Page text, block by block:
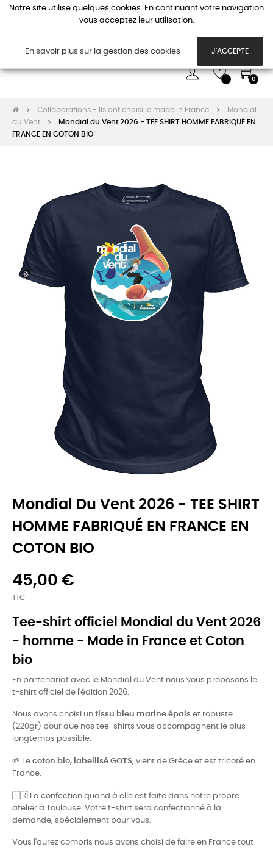
la
0
Collaborations - Ils ont choisi le made in France
Mondial
du Vent
Mondial du Vent 2026 - TEE SHIRT HOMME FABRIQUÉ EN
FRANCE EN COTON BIO
Mondial Du Vent 2026 - TEE SHIRT
HOMME FABRIQUÉ EN FRANCE EN
COTON BIO
45,00 €
TTC
Tee-shirt officiel Mondial du Vent 2026
- homme - Made in France et Coton
bio
En partenariat avec le Mondial du Vent nous vous proposons le
t-shirt officiel de l'édition 2026.
Nous avons choisi un tissu bleu marine épais et robuste
(220gr) pour que nos tee-shirts vous accompagnent le plus
longtemps possible.
🌱 Le coton bio, labellisé GOTS, vient de Grèce et est tricoté en
France.
🇫🇷 La confection quand à elle est faite dans notre propre
atelier à Toulouse. Votre t-shirt sera confectionné à la
demande, spécialement pour vous.
Vous l'aurez compris nous avons choisi de faire en France tout
Notre site utilise quelques cookies. En continuant votre navigation
vous acceptez leur utilisation.
En savoir plus sur la gestion des cookies J'ACCEPTE